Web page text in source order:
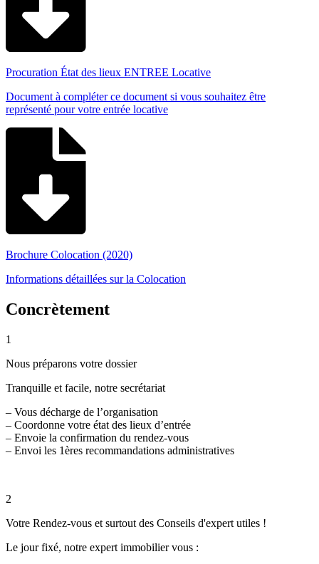
Procuration État des lieux ENTREE Locative
Document à compléter ce document si vous souhaitez être
représenté pour votre entrée locative
Brochure Colocation (2020)
Informations détaillées sur la Colocation
Concrètement
1
Nous préparons votre dossier
Tranquille et facile, notre secrétariat
– Vous décharge de l’organisation
– Coordonne votre état des lieux d’entrée
– Envoie la confirmation du rendez-vous
– Envoi les 1ères recommandations administratives
2
Votre Rendez-vous et surtout des Conseils d'expert utiles !
Le jour fixé, notre expert immobilier vous :